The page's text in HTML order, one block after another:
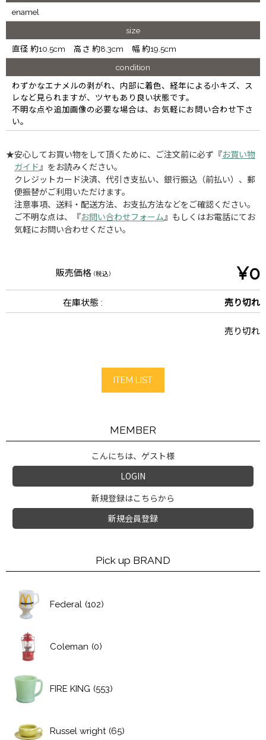
enamel
size
直径 約10.5cm 高さ 約8.3cm 幅 約19.5cm
condition
わずかなエナメルの剥がれ、内部に着色、経年による小キズ、ス
レなど見られますが、ツヤもあり良い状態です。
不明な点や追加画像の必要な場合は、お気軽にお問い合わせ下さ
い。
★安心してお買い物をして頂くために、ご注文前に必ず『お買い物
ガイド 』をお読みください。
クレジットカード決済、代引き支払い、銀行振込（前払い）、郵
便振替がご利用いただけます。
注意事項、送料・配送方法、お支払方法などをご確認ください。
ご不明な点は、『お問い合わせフォーム 』もしくはお電話にてお
気軽にお問い合わせください。
販売価格 (税込) ¥0
在庫状態 : 売り切れ
売り切れ
ITEM LIST
MEMBER
こんにちは、ゲスト様
LOGIN
新規登録はこちらから
新規会員登録
Pick up BRAND
Federal (102)
Coleman (0)
FIRE KING (553)
Russel wright (65)